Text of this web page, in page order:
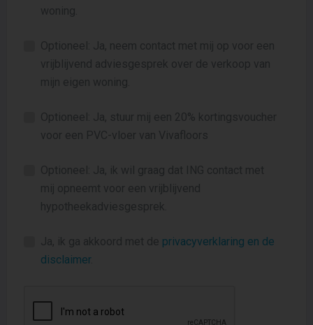
woning.
Optioneel: Ja, neem contact met mij op voor een
vrijblijvend adviesgesprek over de verkoop van
mijn eigen woning.
Optioneel: Ja, stuur mij een 20% kortingsvoucher
voor een PVC-vloer van Vivafloors
Optioneel: Ja, ik wil graag dat ING contact met
mij opneemt voor een vrijblijvend
hypotheekadviesgesprek.
Ja, ik ga akkoord met de privacyverklaring en de
disclaimer.